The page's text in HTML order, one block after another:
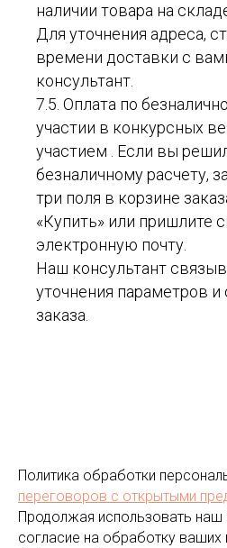
наличии товара на
Для уточнения адреса,
времени доставки с
консультант.
7.5. Оплата по
участии в конкурсных
участием . Если вы
безналичному расчету,
три поля в корзине
«Купить» или пришлите
электронную почту.
Наш консультант
уточнения параметров
заказа.
Политика обработки
переговоров с открытыми
Продолжая использовать наш
согласие на обработку ваших